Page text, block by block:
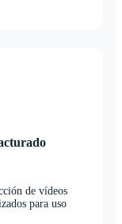
de vídeos
para uso